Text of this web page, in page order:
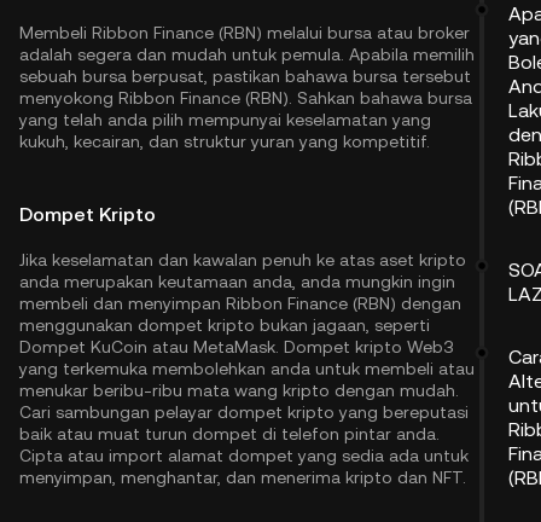
Membeli Ribbon Finance (RBN) melalui bursa atau broker
adalah segera dan mudah untuk pemula. Apabila memilih
sebuah bursa berpusat, pastikan bahawa bursa tersebut
menyokong Ribbon Finance (RBN). Sahkan bahawa bursa
yang telah anda pilih mempunyai keselamatan yang
kukuh, kecairan, dan struktur yuran yang kompetitif.
Dompet Kripto
Jika keselamatan dan kawalan penuh ke atas aset kripto
anda merupakan keutamaan anda, anda mungkin ingin
membeli dan menyimpan Ribbon Finance (RBN) dengan
menggunakan dompet kripto bukan jagaan, seperti
Dompet KuCoin atau MetaMask. Dompet kripto Web3
yang terkemuka membolehkan anda untuk membeli atau
menukar beribu-ribu mata wang kripto dengan mudah.
Cari sambungan pelayar dompet kripto yang bereputasi
baik atau muat turun dompet di telefon pintar anda.
Cipta atau import alamat dompet yang sedia ada untuk
menyimpan, menghantar, dan menerima kripto dan NFT.